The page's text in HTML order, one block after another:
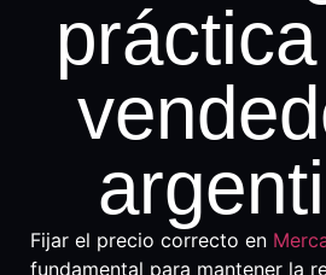
Fijar el precio correcto en
fundamental para mantener la